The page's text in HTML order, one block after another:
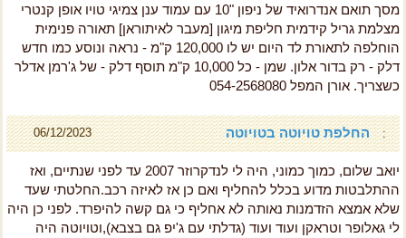
מסך תואם אנדרואיד של ניפון "10 עם עמוד ענן צמיגי טויו אופן קנטרי
מצלמת גריל קידמית חליפת מיגון [מעבר לאיתוראן] תאורה פנימית
הוחלפה לתאורת לד היום יש לו 120,000 ק"מ - נראה ונוסע כמו חדש
דלק - רק בדור אלון. שמן - כל 10,000 ק"מ תוסף דלק - של ג'רמן אדלר
כשצריך. אורן המפל 054-2568080
06/12/2023 : החלפת טויוטה בטויוטה
יואב שלום, כמוך כמוני, היה לי לנדקרוזר 2007 עד לפני שנתיים, ואז
ההתלבטות מדוע בכלל להחליף ואם כן אז לאיזה רכב.החלטתי שעד
שלא אמצא הזדמנות נאותה לא אחליף כי גם קשה להיפרד. לפני כן היה
לי גאלופר וטראקן ועוד ועוד (גדלתי עם ג'יפ גם בצבא),וטויוטה היה